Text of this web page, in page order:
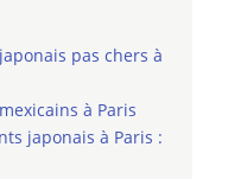
pas chers à
à Paris
japonais à Paris :